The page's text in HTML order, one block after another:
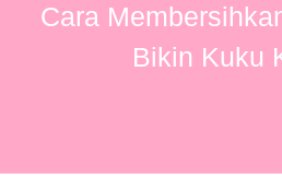
Cara
Bikin Kuku